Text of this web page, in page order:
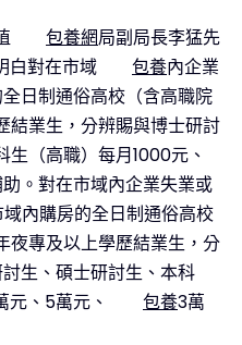
包養網局副局長李猛先
白對在市域
包養內企業
日制通俗高校（含高職院
結業生，分辨賜與博士研討
（高職）每月1000元、
。對在市域內企業失業或
內購房的全日制通俗高校
夜專及以上學歷結業生，分
生、碩士研討生、本科
元、5萬元、
包養3萬